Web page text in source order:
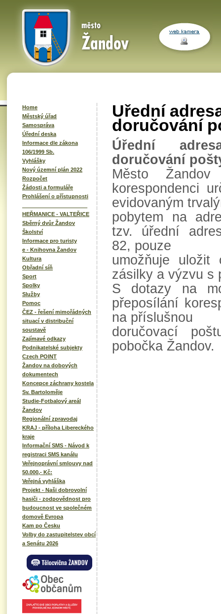
Home
Městský úřad
Samospráva
Úřední deska
Informace dle zákona
106/1999 Sb.
Vyhlášky
Nový územní plán 2022
Rozpočet
Žádosti a formuláře
Prohlášení o přístupnosti
HEŘMANICE - VALTEŘICE
Sběrný dvůr Žandov
Školství
Informace pro turisty
e - Knihovna Žandov
Kultura
Obřadní síň
Sport
Spolky
Služby
Pomoc
ČEZ - řešení mimořádných
situací v distribuční
soustavě
Zajímavé odkazy
Podnikatelské subjekty
Czech POINT
Žandov na dobových
dokumentech
Koncepce záchrany kostela
Sv. Bartoloměje
Studie-Fotbalový areál
Žandov
Regionální zpravodaj
KRAJ - příloha Libereckého
kraje
Informační SMS - Návod k
registraci SMS kanálu
Veřejnoprávní smlouvy nad
50.000,- Kč:
Veřejná vyhláška
Projekt - Naši dobrovolní
hasiči - zodpovědnost pro
budoucnost ve společném
domově Evropa
Kam po Česku
Volby do zastupitelstev obcí
a Senátu 2026
Uřední
doručování
Úřední
doručování
Město Žandov
korespondenci
evidovaným
pobytem na
tzv. úřední
82, pouze
umožňuje uložit
zásilky a výzvu s
S dotazy na
přeposílání
na příslušnou
doručovací
pobočka Žandov.